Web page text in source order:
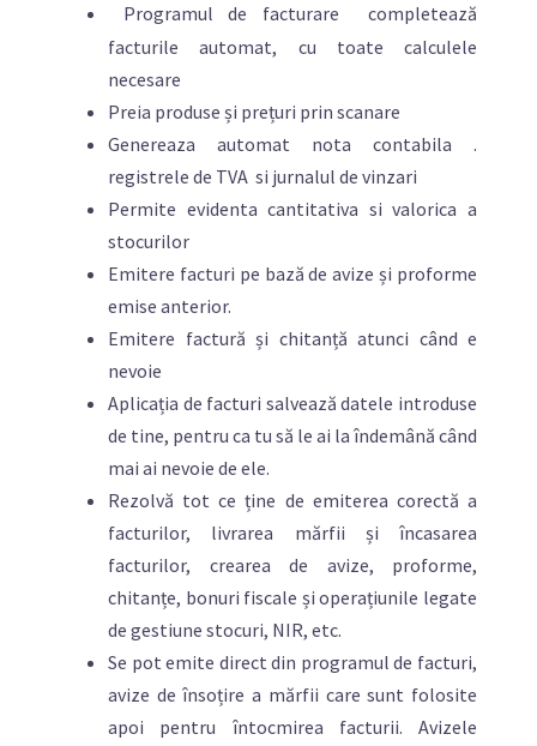
Programul de facturare completează
facturile automat, cu toate calculele
necesare
Preia produse și prețuri prin scanare
Genereaza automat nota contabila .
registrele de TVA si jurnalul de vinzari
Permite evidenta cantitativa si valorica a
stocurilor
Emitere facturi pe bază de avize și proforme
emise anterior.
Emitere factură și chitanță atunci când e
nevoie
Aplicația de facturi salvează datele introduse
de tine, pentru ca tu să le ai la îndemână când
mai ai nevoie de ele.
Rezolvă tot ce ține de emiterea corectă a
facturilor, livrarea mărfii și încasarea
facturilor, crearea de avize, proforme,
chitanțe, bonuri fiscale și operațiunile legate
de gestiune stocuri, NIR, etc.
Se pot emite direct din programul de facturi,
avize de însoțire a mărfii care sunt folosite
apoi pentru întocmirea facturii. Avizele